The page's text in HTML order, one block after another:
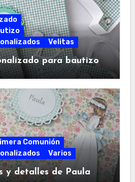
Velitas
para bautizo
Comunión
Varios
y detalles de Paula